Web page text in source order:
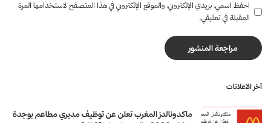
احفظ اسمي، بريدي الإلكتروني، والموقع الإلكتروني في هذا المتصفح لاستخدامها المرة
المقبلة في تعليقي.
آخر الاعلانات
ماكدونالدز المغرب تعلن عن توظيف مديري مطاعم بوجدة